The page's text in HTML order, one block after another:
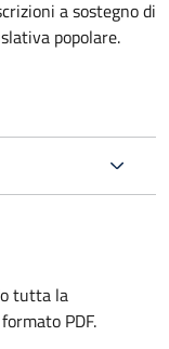
a sostegno di
popolare.
tutta la
PDF.